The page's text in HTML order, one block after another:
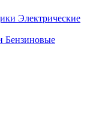
Электрические
Бензиновые